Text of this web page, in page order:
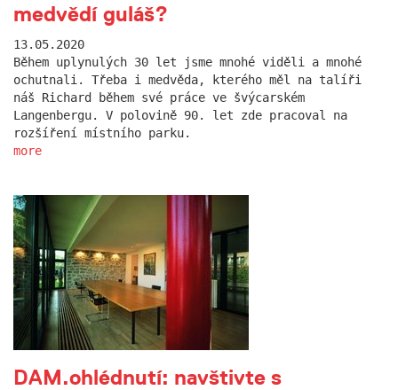
medvědí guláš?
13.05.2020
Během uplynulých 30 let jsme mnohé viděli a mnohé
ochutnali. Třeba i medvěda, kterého měl na talíři
náš Richard během své práce ve švýcarském
Langenbergu. V polovině 90. let zde pracoval na
rozšíření místního parku.
more
DAM.ohlédnutí: navštivte s